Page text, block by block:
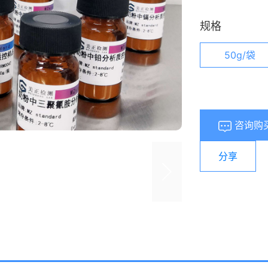
规格
50g/袋
咨询购
分享